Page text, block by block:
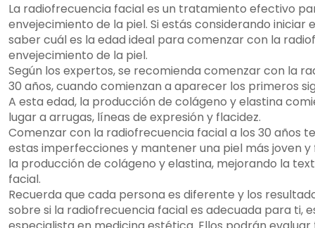
La radiofrecuencia facial es un tratamiento efectivo
envejecimiento de la piel. Si estás considerando
saber cuál es la edad ideal para comenzar con la
envejecimiento de la piel.
Según los expertos, se recomienda comenzar con la
30 años, cuando comienzan a aparecer los primeros
A esta edad, la producción de colágeno y elastina
lugar a arrugas, líneas de expresión y flacidez.
Comenzar con la radiofrecuencia facial a los 30 años
estas imperfecciones y mantener una piel más joven
la producción de colágeno y elastina, mejorando la
facial.
Recuerda que cada persona es diferente y los
sobre si la radiofrecuencia facial es adecuada para ti,